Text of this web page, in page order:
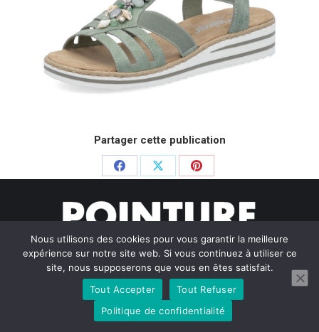
Partager cette publication
Partager
Facebook
PartagerPartager
Pinterest
© Pointure Chausseurs - 2020. Dream-Theme — truly
WordPress themes
Menu BAS
Nous utilisons des cookies pour vous garantir la meilleure
expérience sur notre site web. Si vous continuez à utiliser ce
site, nous supposerons que vous en êtes satisfait.
Tout Accepter
Tout Refuser
Politique de confidentialité